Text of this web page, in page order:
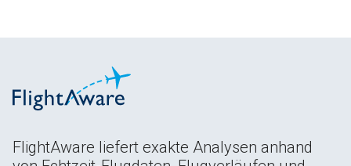
FlightAware liefert exakte Analysen anhand